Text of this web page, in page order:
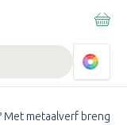
Met metaalverf breng